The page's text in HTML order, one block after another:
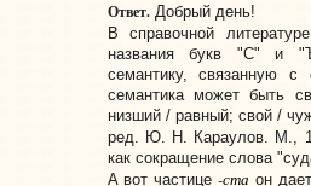
Ответ.Добрый день!
В справочной
названия букв "С" и
семантику, связанную
семантика может быть
низший / равный; свой /
ред. Ю. Н. Караулов. М.,
как сокращение слова
А вот частице-ста он